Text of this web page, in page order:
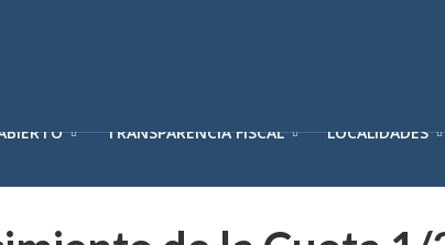
TRANSPARENCIA FISCAL LOCALIDADES